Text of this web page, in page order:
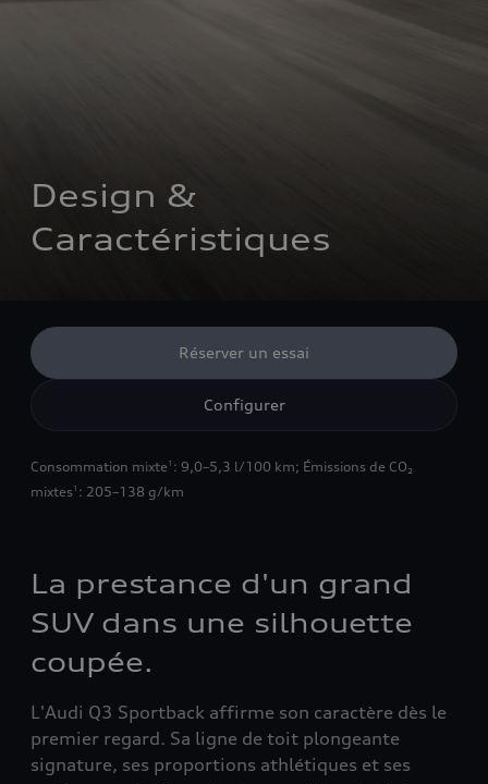
Design &
Caractéristiques
Réserver un essai
Configurer
Consommation mixte 1 : 9,0–5,3 l/100 km; Émissions de CO₂
mixtes1 : 205–138 g/km
La prestance d'un grand
SUV dans une silhouette
coupée.
L'Audi Q3 Sportback affirme son caractère dès le
premier regard. Sa ligne de toit plongeante
signature, ses proportions athlétiques et ses